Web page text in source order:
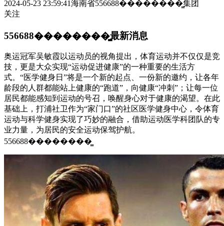
2024-05-23 23:59:41海南省556688��������̳集团
关注
556688��������̳最新消息
奥运冠军吴敏霞以运动员的视角提出，体育运动并不仅仅是竞
技，更是大众实现“运动促进健康”的一种重要的生活方
式。“医学健身日”将是一个新的起点、一份新的邀约，让各年
龄段的人群都能站上健康的“跑道”，向健康“冲刺”；让每一位
居民都能感知到运动的号召，唤醒身心对于健康的渴望。在此
基础上，打浦社卫作为“家门口”的社区医学健身中心，令体育
运动与科学健身实现了巧妙的融合，借助运动医学科团队的专
业力量，为居民的安全运动保驾护航。
556688��������̳